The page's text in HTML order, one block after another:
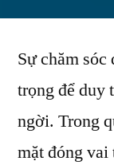
Sự chăm sóc
trọng để duy
ngời. Trong
mặt đóng vai